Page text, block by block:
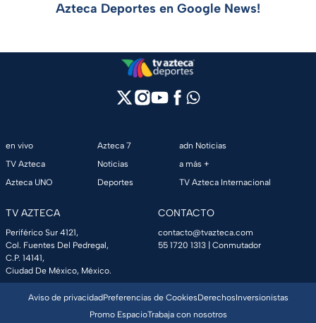
Azteca Deportes en Google News!
en vivo
TV Azteca
Azteca UNO
Azteca 7
Noticias
Deportes
adn Noticias
a más +
TV Azteca Internacional
TV AZTECA
Periférico Sur 4121,
Col. Fuentes Del Pedregal,
C.P. 14141,
Ciudad De México, México.
CONTACTO
contacto@tvazteca.com
55 1720 1313 | Conmutador
Aviso de privacidadPreferencias de CookiesDerechosInversionistas
Promo EspacioTrabaja con nosotros